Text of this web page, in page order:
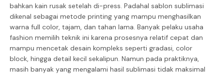
bahkan kain rusak setelah di-press. Padahal sablon sublimasi
dikenal sebagai metode printing yang mampu menghasilkan
warna full color, tajam, dan tahan lama. Banyak pelaku usaha
fashion memilih teknik ini karena prosesnya relatif cepat dan
mampu mencetak desain kompleks seperti gradasi, color
block, hingga detail kecil sekalipun. Namun pada praktiknya,
masih banyak yang mengalami hasil sublimasi tidak maksimal